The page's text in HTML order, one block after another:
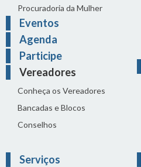
Procuradoria da Mulher
Eventos
Agenda
Participe
Vereadores
Conheça os Vereadores
Bancadas e Blocos
Conselhos
Serviços